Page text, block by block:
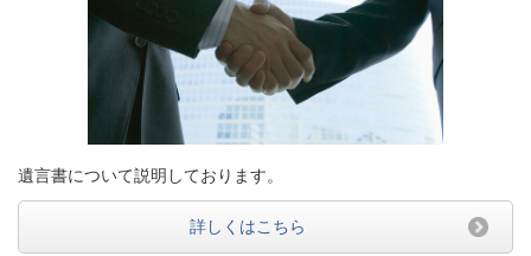
遺言書について説明しております。
詳しくはこちら